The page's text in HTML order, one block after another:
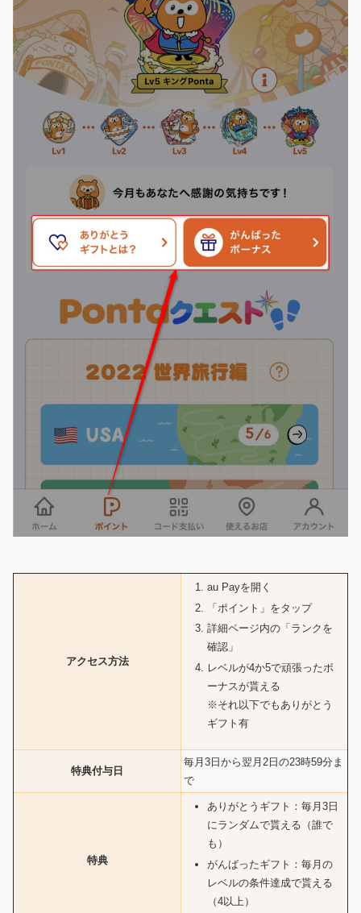
アクセス方法
au Payを開く
「ポイント」をタップ
詳細ページ内の「ランクを
確認」
レベルが4か5で頑張ったボ
ーナスが貰える
※それ以下でもありがとう
ギフト有
特典付与日
毎月3日から翌月2日の23時59分ま
で
特典
ありがとうギフト：毎月3日
にランダムで貰える（誰で
も）
がんばったギフト：毎月の
レベルの条件達成で貰える
（4以上）